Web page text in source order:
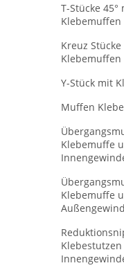
T-Stücke 45°
Klebemuffen
Kreuz
Klebemuffen
Y-Stück mit
Muffen
Klebemuffe
Klebemuffe